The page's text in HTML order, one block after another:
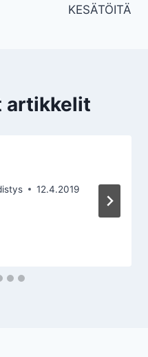
KESÄTÖITÄ
artikkelit
12.4.2019